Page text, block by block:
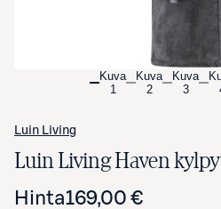
Kuva
1
Kuva
2
Kuva
3
Luin Living
Luin Living Haven
Hinta169,00 €